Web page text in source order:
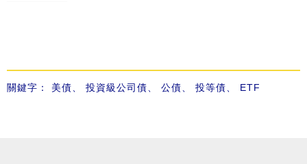
關鍵字： 美債 投資級公司債 公債 投等債 ETF